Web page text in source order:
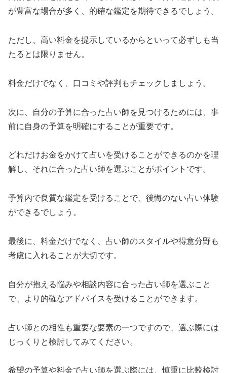
が豊富な場合が多く、的確な鑑定を期待できるでしょう。
ただし、高い料金を提示しているからといって必ずしも当
たるとは限りません。
料金だけでなく、口コミや評判もチェックしましょう。
次に、自分の予算に合った占い師を見つけるためには、事
前に自身の予算を明確にすることが重要です。
どれだけお金をかけて占いを受けることができるのかを理
解し、それに合った占い師を選ぶことがポイントです。
予算内で良質な鑑定を受けることで、後悔のない占い体験
ができるでしょう。
最後に、料金だけでなく、占い師のスタイルや得意分野も
考慮に入れることが大切です。
自分が抱える悩みや相談内容に合った占い師を選ぶこと
で、より的確なアドバイスを受けることができます。
占い師との相性も重要な要素の一つですので、選ぶ際には
じっくりと検討してみてください。
希望の予算や料金で占い師を選ぶ際には、慎重に比較検討